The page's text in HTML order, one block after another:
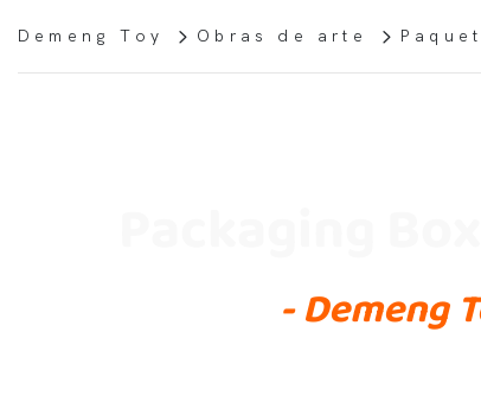
Demeng Toy Obras de arte
- Demeng